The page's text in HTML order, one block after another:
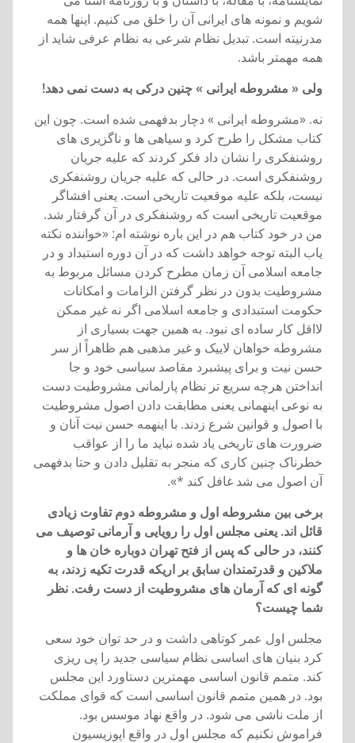
شويم و نمونه های ايرانی آن را خلق می کنيم. اينها همه
مدرنيته است. تبديل نظام شرعی به نظام عرفی شايد از
همه مهمتر باشد.
ولی « مشروطه ايرانی » چنين درکی به دست نمی دهد!
نه. «مشروطه ايرانی » دچار بدفهمی شده است. چون اين
کتاب مشکل را طرح کرد و سياهی ها و ناگزيری های
روشنفکری را نشان داد فکر کردند که عليه جريان
روشنفکری است. در حالی که عليه جريان روشنفکری
نيست، بلکه عليه موقعيت تاريخی است. يعنی افشاگر
موقعيت تاريخی است که روشنفکری در آن گرفتار شد.
من در خود کتاب هم در اين باره نوشته ام: «خواننده نکته
ياب البته توجه خواهد داشت که در آن دوره استبداد و در
جامعه اسلامی آن زمان مطرح کردن مسائل مربوط به
مشروطيت بدون در نظر گرفتن الزامات و امکانات
حکومت استبدادی و جامعه اسلامی اگر نه غير ممکن
لااقل کار ساده ای نبود. به همين جهت بسياری از
مشروطه خواهان لاييک و غير مذهبی هم ظاهراً از سر
حسن نيت و برای پيشبرد مقاصد سياسی خود و جا
انداختن هرچه سريع تر نظام پارلمانی مشروطيت دست
به نوعی اينهمانی يعنی مطابقت دادن اصول مشروطيت
با اصول و قوانين شرع زدند. با اينهمه حسن نيت آنان و
ضرورت های تاريخی ياد شده نبايد ما را از عواقب
خطرناک چنين کاری که منجر به تقليل دادن و حتا بدفهمی
آن اصول می شد غافل کند *».
برخی بين مشروطه اول و مشروطه دوم تفاوت زيادی
قائل اند. يعنی مجلس اول را رويايی و آرمانی توصيف می
کنند، در حالی که پس از فتح تهران دوباره خان ها و
ملاکين و قدرتمندان سابق بر اريکه قدرت تکيه زدند، به
گونه ای که آرمان های مشروطيت از دست رفت. نظر
شما چيست؟
مجلس اول عمر کوتاهی داشت و در حد توان خود سعی
کرد بنيان های اساسی نظام سياسی جديد را پی ريزی
کند. متمم قانون اساسی مهمترين دستاورد اين مجلس
بود. در همين متمم قانون اساسی است که قوای مملکت
از ملت ناشی می شود. در واقع نهاد موسس بود.
فراموش نکنيم که مجلس اول در واقع اپوزيسيون